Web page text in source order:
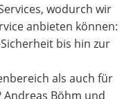
wodurch wir
anbieten können:
bis hin zur
als auch für
Andreas Böhm und